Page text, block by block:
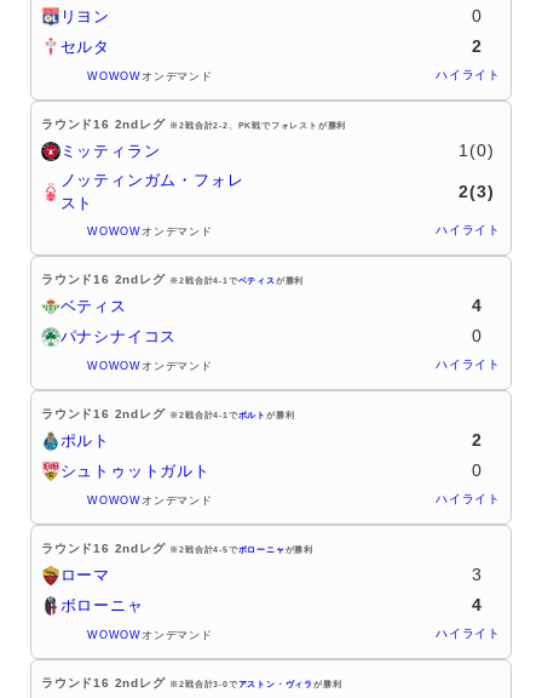
リヨン 0
セルタ 2
WOWOWオンデマンド ハイライト
ラウンド16 2ndレグ ※2戦合計2-2、PK戦でフォレストが勝利
ミッティラン 1(0)
ノッティンガム・フォレ
スト
2(3)
WOWOWオンデマンド ハイライト
ラウンド16 2ndレグ ※2戦合計4-1でベティス が勝利
ベティス 4
パナシナイコス 0
WOWOWオンデマンド ハイライト
ラウンド16 2ndレグ ※2戦合計4-1でポルトが勝利
ポルト 2
シュトゥットガルト 0
WOWOWオンデマンド ハイライト
ラウンド16 2ndレグ ※2戦合計4-5でボローニャ が勝利
ローマ 3
ボローニャ 4
WOWOWオンデマンド ハイライト
ラウンド16 2ndレグ ※2戦合計3-0でアストン・ヴィラが勝利